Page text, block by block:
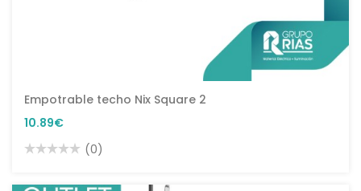
Empotrable techo Nix Square 2
10.89€
(0)